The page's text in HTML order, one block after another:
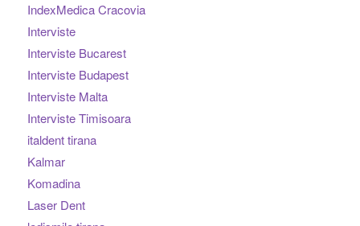
IndexMedica Cracovia
Interviste
Interviste Bucarest
Interviste Budapest
Interviste Malta
Interviste Timisoara
italdent tirana
Kalmar
Komadina
Laser Dent